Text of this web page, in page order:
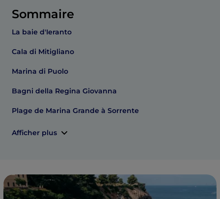
Sommaire
La baie d'Ieranto
Cala di Mitigliano
Marina di Puolo
Bagni della Regina Giovanna
Plage de Marina Grande à Sorrente
Afficher plus